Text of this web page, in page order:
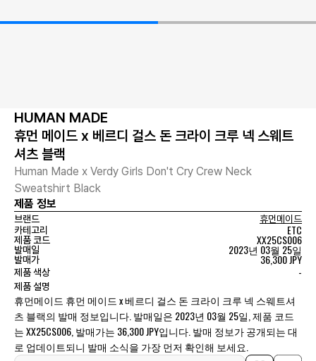
HUMAN MADE
휴먼 메이드 x 베르디 걸스 돈 크라이 크루 넥 스웨트
셔츠 블랙
Human Made x Verdy Girls Don't Cry Crew Neck
Sweatshirt Black
제품 정보
브랜드
휴먼메이드
카테고리
ETC
제품 코드 XX25CS006
발매일 2023년 03월 25일
발매가 36,300 JPY
제품 색상 -
제품 설명
휴먼메이드 휴먼 메이드 x 베르디 걸스 돈 크라이 크루 넥 스웨트셔
츠 블랙의 발매 정보입니다. 발매일은 2023년 03월 25일, 제품 코드
는 XX25CS006, 발매가는 36,300 JPY입니다. 발매 정보가 공개되는 대
로 업데이트되니 발매 소식을 가장 먼저 확인해 보세요.